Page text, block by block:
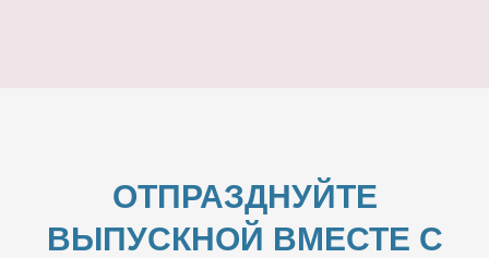
ОТПРАЗДНУЙТЕ
ВЫПУСКНОЙ ВМЕСТЕ С